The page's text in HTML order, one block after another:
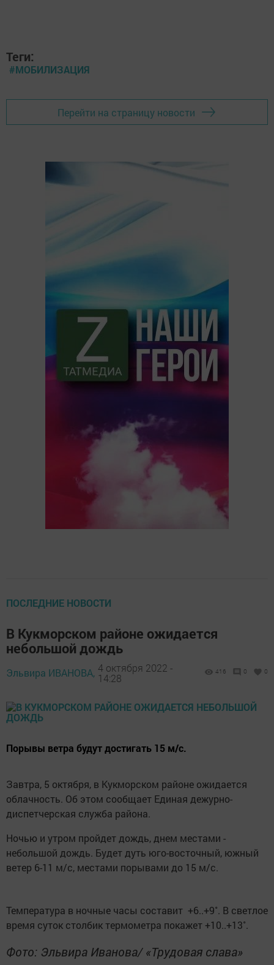
Теги:
#МОБИЛИЗАЦИЯ
Перейти на страницу новости
ПОСЛЕДНИЕ НОВОСТИ
В Кукморском районе ожидается
небольшой дождь
Эльвира ИВАНОВА, 4 октября 2022 -
14:28
416 0 0
Порывы ветра будут достигать 15 м/с.
Завтра, 5 октября, в Кукморском районе ожидается
облачность. Об этом сообщает Единая дежурно-
диспетчерская служба района.
Ночью и утром пройдет дождь, днем местами -
небольшой дождь. Будет дуть юго-восточный, южный
ветер 6-11 м/с, местами порывами до 15 м/с.
Температура в ночные часы составит +6..+9˚. В светлое
время суток столбик термометра покажет +10..+13˚.
Фото: Эльвира Иванова/ «Трудовая слава»